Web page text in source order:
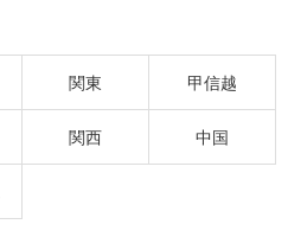
関東 甲信越
関西 中国